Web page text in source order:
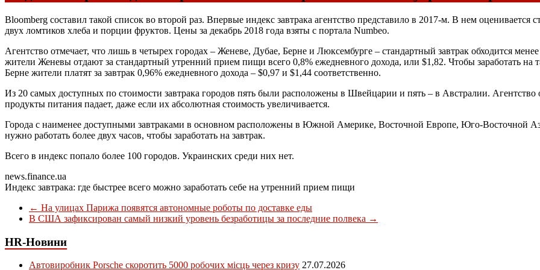
Bloomberg составил такой список во второй раз. Впервые индекс завтрака агентство представило в 2017-м. В нем оценивается
двух ломтиков хлеба и порции фруктов. Цены за декабрь 2018 года взяты с портала Numbeo.
Агентство отмечает, что лишь в четырех городах – Женеве, Дубае, Берне и Люксембурге – стандартный завтрак обходится
жители Женевы отдают за стандартный утренний прием пищи всего 0,8% ежедневного дохода, или $1,82. Чтобы заработать на
Берне жители платят за завтрак 0,96% ежедневного дохода – $0,97 и $1,44 соответственно.
Из 20 самых доступных по стоимости завтрака городов пять были расположены в Швейцарии и пять – в Австралии. Агентство
продукты питания падает, даже если их абсолютная стоимость увеличивается.
Города с наименее доступными завтраками в основном расположены в Южной Америке, Восточной Европе, Юго-Восточной
нужно работать более двух часов, чтобы заработать на завтрак.
Всего в индекс попало более 100 городов. Украинских среди них нет.
news.finance.ua
Индекс завтрака: где быстрее всего можно заработать себе на утренний прием пищи
← На улицах Парижа появятся автономные роботы по доставке еды
В США зафиксирован самый низкий уровень безработицы за последние полвека →
HR-Новини
Автовиробник Porsche скоротить 5000 робочих місць через кризу 27.07.2026